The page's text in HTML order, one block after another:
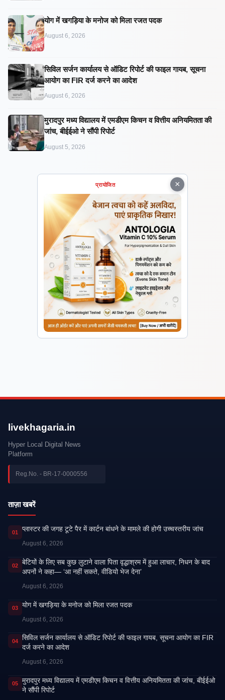
​योग में खगड़िया के मनोज को मिला रजत पदक
August 6, 2026
सिविल सर्जन कार्यालय से ऑडिट रिपोर्ट की फाइल गायब, सूचना
आयोग का FIR दर्ज करने का आदेश
August 6, 2026
मुरादपुर मध्य विद्यालय में एमडीएम किचन व वित्तीय अनियमितता की
जांच, बीईईओ ने सौंपी रिपोर्ट
August 5, 2026
×
प्रायोजित
livekhagaria.in
Hyper Local Digital News
Platform
Reg.No. - BR-17-0000556
ताज़ा खबरें
01 प्लास्टर की जगह टूटे पैर में कार्टन बांधने के मामले की होगी उच्चस्तरीय जांच
August 6, 2026
02
बेटियों के लिए सब कुछ लुटाने वाला पिता वृद्धाश्रम में हुआ लाचार, निधन के बाद
अपनों ने कहा— ‘आ नहीं सकते, वीडियो भेज देना’
August 6, 2026
03 ​योग में खगड़िया के मनोज को मिला रजत पदक
August 6, 2026
04
सिविल सर्जन कार्यालय से ऑडिट रिपोर्ट की फाइल गायब, सूचना आयोग का FIR
दर्ज करने का आदेश
August 6, 2026
05
मुरादपुर मध्य विद्यालय में एमडीएम किचन व वित्तीय अनियमितता की जांच, बीईईओ
ने सौंपी रिपोर्ट